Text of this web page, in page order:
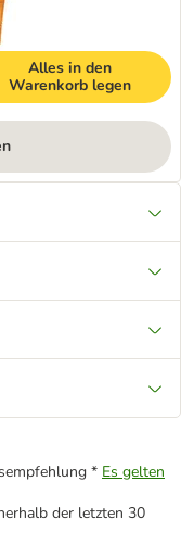
Alles in den
Warenkorb legen
* Es gelten
der letzten 30